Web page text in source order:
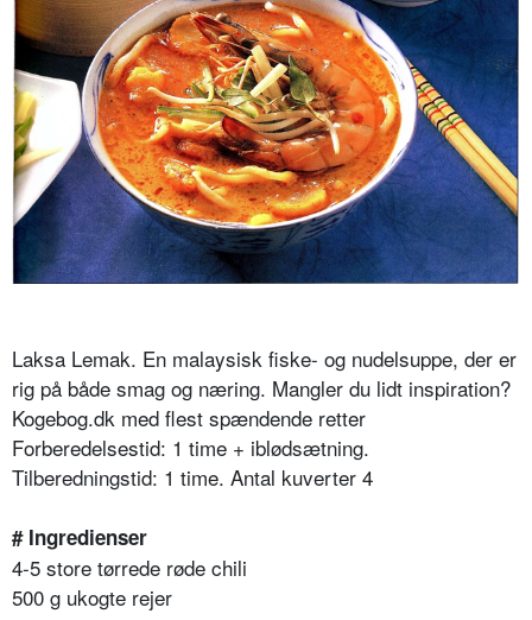
Laksa Lemak. En malaysisk fiske- og nudelsuppe, der er
rig på både smag og næring. Mangler du lidt inspiration?
Kogebog.dk med flest spændende retter
Forberedelsestid: 1 time + iblødsætning.
Tilberedningstid: 1 time. Antal kuverter 4
# Ingredienser
4-5 store tørrede røde chili
500 g ukogte rejer